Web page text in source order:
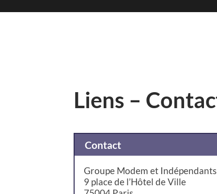
Liens –
Contact
Groupe Modem et Indépendants
9 place de l’Hôtel de Ville